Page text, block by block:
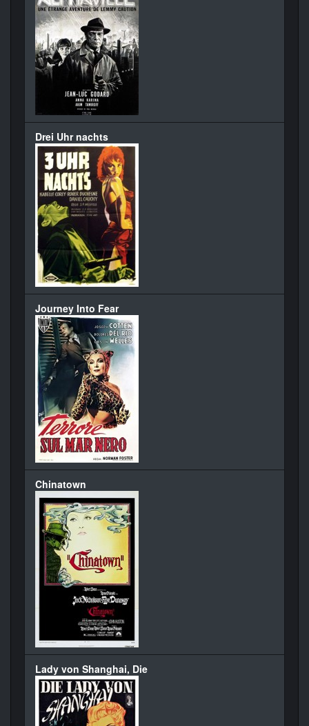
Drei Uhr nachts
Journey Into Fear
Chinatown
Lady von Shanghai, Die